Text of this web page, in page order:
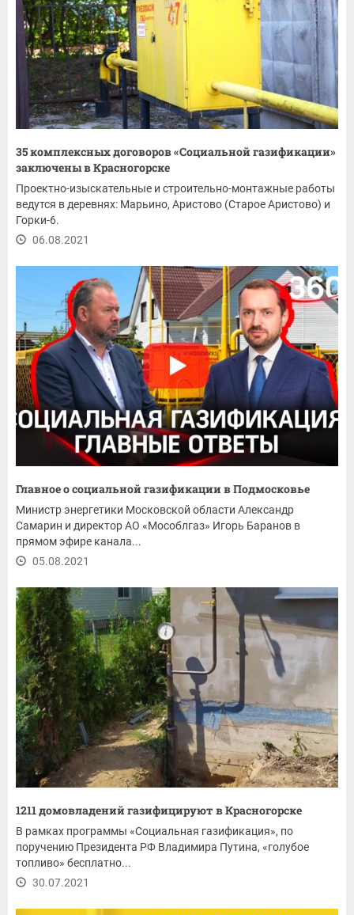
35 комплексных договоров «Социальной газификации»
заключены в Красногорске
Проектно-изыскательные и строительно-монтажные работы
ведутся в деревнях: Марьино, Аристово (Старое Аристово) и
Горки-6.
06.08.2021
Главное о социальной газификации в Подмосковье
Министр энергетики Московской области Александр
Самарин и директор АО «Мособлгаз» Игорь Баранов в
прямом эфире канала...
05.08.2021
1211 домовладений газифицируют в Красногорске
В рамках программы «Социальная газификация», по
поручению Президента РФ Владимира Путина, «голубое
топливо» бесплатно...
30.07.2021